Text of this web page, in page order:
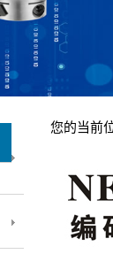
您的当前